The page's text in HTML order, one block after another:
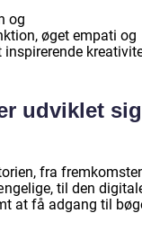
og
øget empati og
udviklet sig
fra
til den
at få adgang til